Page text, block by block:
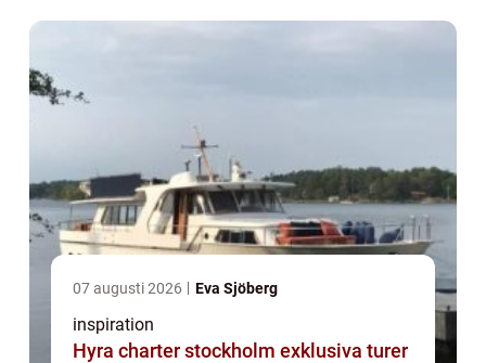
07 augusti 2026 Eva Sjöberg
inspiration
Hyra charter stockholm exklusiva turer